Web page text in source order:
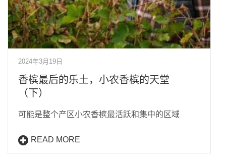
2024年3月19日
香槟最后的乐土，小农香槟的天堂
（下）
可能是整个产区小农香槟最活跃和集中的区域
READ MORE